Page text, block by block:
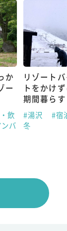
か
ー
飲
バ
リゾート
トをかけ
期間暮ら
#湯沢
#宿
冬